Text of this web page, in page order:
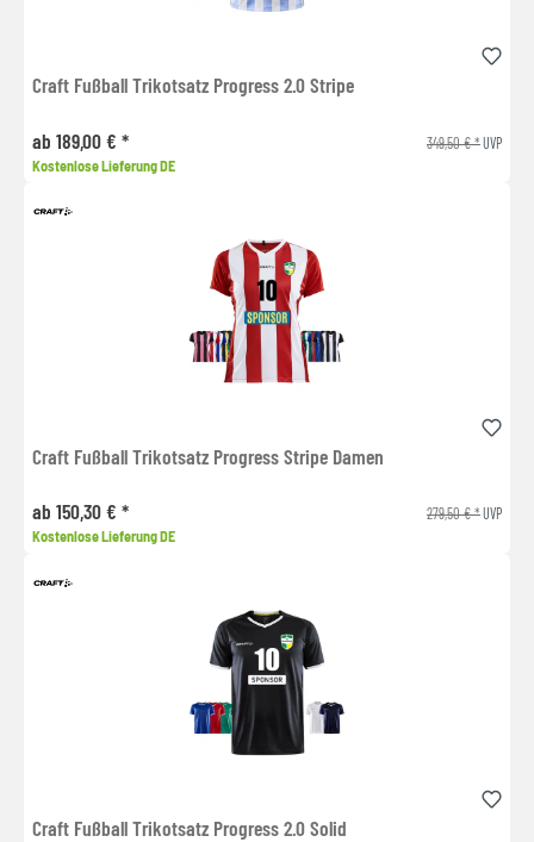
Craft Fußball Trikotsatz Progress 2.0 Stripe
ab 189,00 € * 349,50 € *UVP
Kostenlose Lieferung DE
Craft Fußball Trikotsatz Progress Stripe Damen
ab 150,30 € * 279,50 € *UVP
Kostenlose Lieferung DE
Craft Fußball Trikotsatz Progress 2.0 Solid